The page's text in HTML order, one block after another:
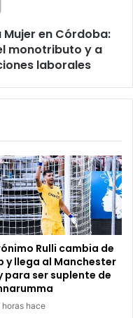
en Córdoba:
monotributo y a
laborales
Rulli cambia de
y llega al Manchester
para ser suplente de
horas hace